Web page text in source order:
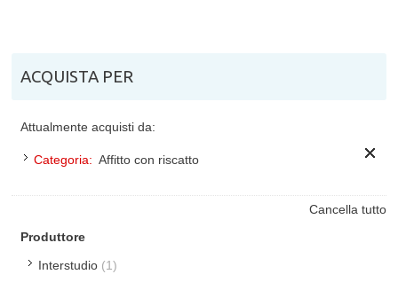
ACQUISTA PER
Attualmente acquisti da:
Categoria: Affitto con riscatto
Cancella tutto
Produttore
Interstudio (1)